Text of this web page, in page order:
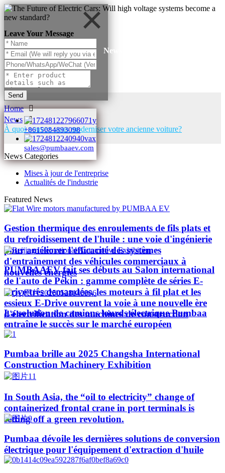
Leave Your Message
Send
+8615084893098
sales@pumbaaev.com
News
Home
News
À quoi pouvez-vous moderniser votre ancienne voiture?
News Categories
Mises à jour de l'entreprise
Actualités de l'industrie
Featured News
Gestion thermique des enroulements de fils plats et
du refroidissement de l'huile : une voie d'ingénierie
pour améliorer l'efficacité des systèmes
d'entraînement des véhicules commerciaux à
nouvelles énergies
PUMBAAEV fait ses débuts au Salon international
de l'auto de Pékin : gamme complète de séries E-
Drive très demandées, les moteurs à fil plat et les
essieux E-Drive ouvrent la voie à une nouvelle ère
d'électrification des machines de construction
La solution de camions lourds électrique Pumbaa
entraîne le succès sur le marché européen
Pumbaa brille au 2025 Changsha International
Construction Machinery Exhibition
In South Asia, the “oil to electricity” change of
containerized frontal crane in port terminals is
setting off a green revolution.
Pumbaa dévoile les dernières solutions de conversion
électrique pour l'équipement d'extraction d'huile